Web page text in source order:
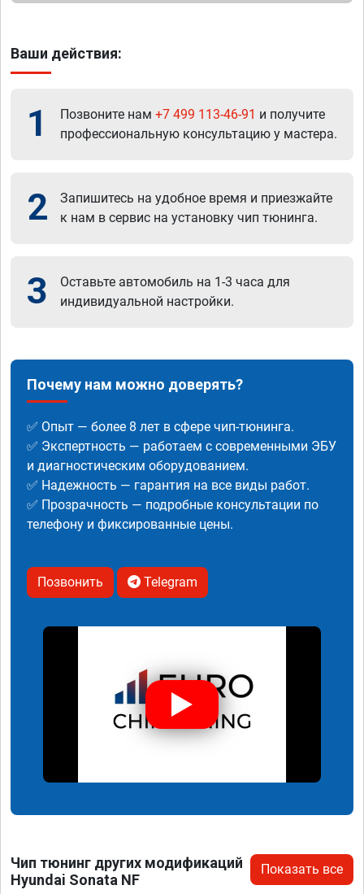
Ваши действия:
1 Позвоните нам +7 499 113-46-91 и получите
профессиональную консультацию у мастера.
2
Запишитесь на удобное время и приезжайте
к нам в сервис на установку чип тюнинга.
3
Оставьте автомобиль на 1-3 часа для
индивидуальной настройки.
Почему нам можно доверять?
✅ Опыт — более 8 лет в сфере чип-тюнинга.
✅ Экспертность — работаем с современными ЭБУ
и диагностическим оборудованием.
✅ Надежность — гарантия на все виды работ.
✅ Прозрачность — подробные консультации по
телефону и фиксированные цены.
Позвонить Telegram
Чип тюнинг других модификаций
Hyundai Sonata NF
Показать все